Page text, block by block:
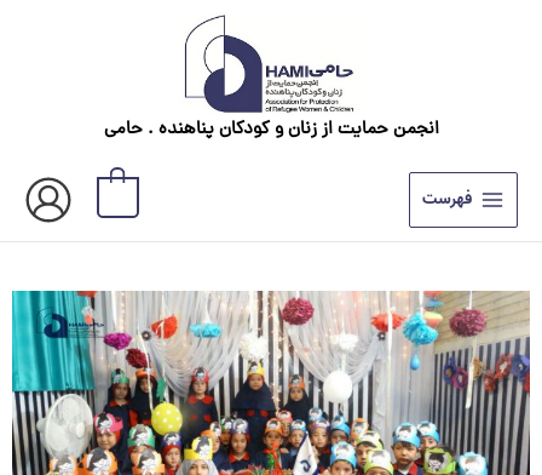
انجمن حمایت از زنان و کودکان پناهنده . حامی
فهرست